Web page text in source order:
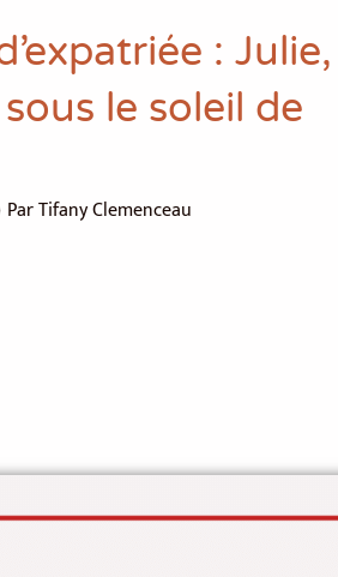
: Julie,
le soleil de
ParTifany Clemenceau